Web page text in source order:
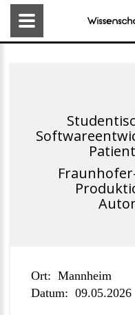
Ort: Mannheim
Datum: 09.05.2026